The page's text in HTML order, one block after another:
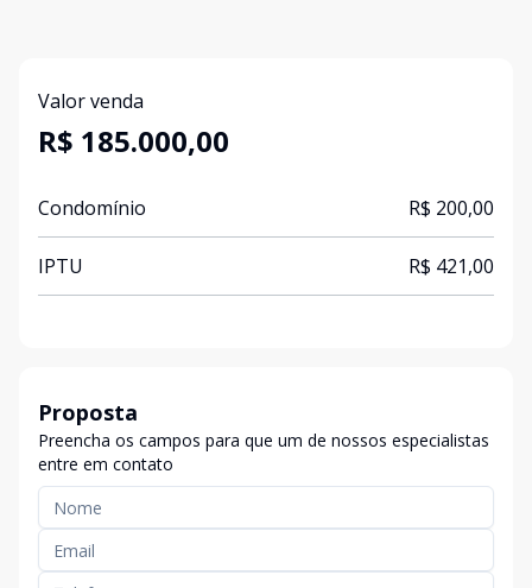
Valor venda
R$ 185.000,00
Condomínio R$ 200,00
IPTU R$ 421,00
Proposta
Preencha os campos para que um de nossos especialistas
entre em contato